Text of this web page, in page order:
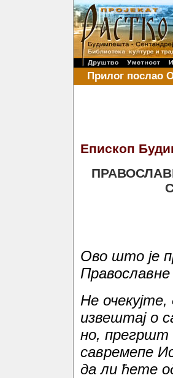
Прилог послао
Епископ
Ово што је
Не
извештај о
но, прегршт
савремепе
да ли ћете